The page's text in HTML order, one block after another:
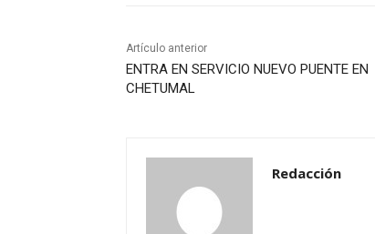
Artículo anterior
ENTRA EN SERVICIO NUEVO PUENTE EN
CHETUMAL
Redacción